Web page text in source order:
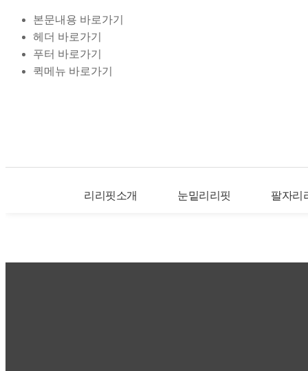
본문내용 바로가기
헤더 바로가기
푸터 바로가기
퀵메뉴 바로가기
리리핏소개 눈밑리리핏 팔자리